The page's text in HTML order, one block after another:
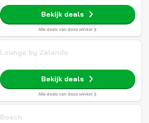
Bekijk deals
Alle deals van deze winkel
Lounge by Zalando
Bekijk deals
Alle deals van deze winkel
Bosch